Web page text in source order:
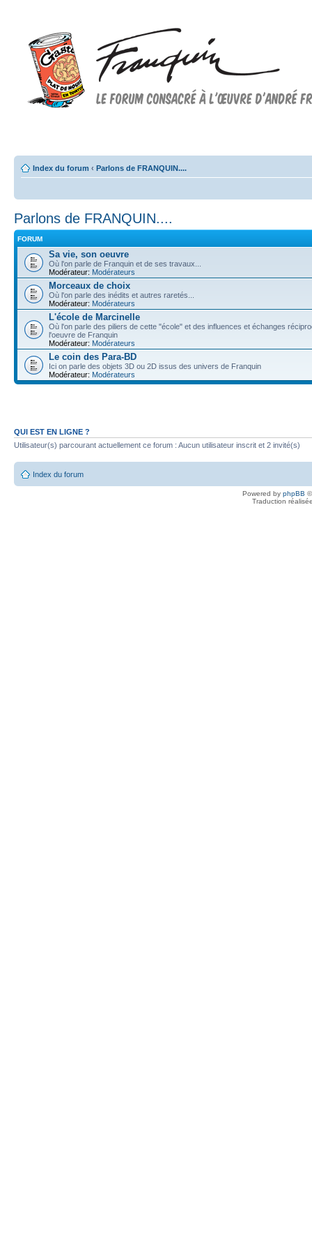
Index du forum ‹ Parlons de FRANQUIN....
Parlons de FRANQUIN....
FORUM
Sa vie, son oeuvre
Où l'on parle de Franquin et de ses travaux...
Modérateur: Modérateurs
Morceaux de choix
Où l'on parle des inédits et autres raretés...
Modérateur: Modérateurs
L'école de Marcinelle
Où l'on parle des piliers de cette "école" et des influences et échanges
l'oeuvre de Franquin
Modérateur: Modérateurs
Le coin des Para-BD
Ici on parle des objets 3D ou 2D issus des univers de Franquin
Modérateur: Modérateurs
QUI EST EN LIGNE ?
Utilisateur(s) parcourant actuellement ce forum : Aucun utilisateur inscrit et 2 invité(s)
Index du forum
Powered by phpBB
Traduction